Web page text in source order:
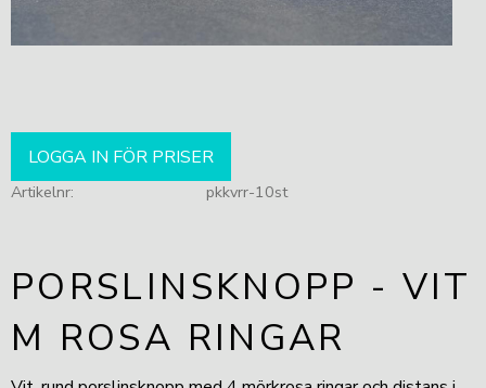
LOGGA IN FÖR PRISER
Artikelnr pkkvrr-10st
PORSLINSKNOPP - VIT
M ROSA RINGAR